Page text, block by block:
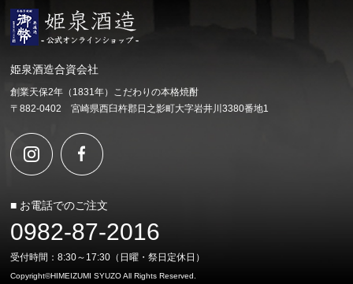
姫泉酒造合資会社
創業天保2年（1831年）こだわりの本格焼酎
〒882-0402 宮崎県西臼杵郡日之影町大字岩井川3380番地1
■ お電話でのご注文
0982-87-2016
受付時間：8:30～17:30（日曜・祭日定休日）
Copyright©HIMEIZUMI SYUZO All Rights Reserved.